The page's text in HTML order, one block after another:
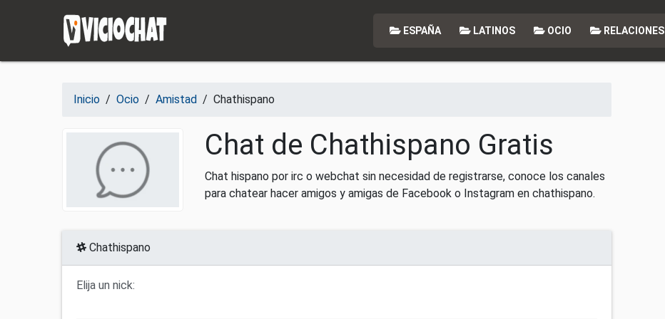
ESPAÑA LATINOS OCIO RELACIONES
Inicio / Ocio / Amistad / Chathispano
Chat de Chathispano Gratis
Chat hispano por irc o webchat sin necesidad de registrarse, conoce los canales
para chatear hacer amigos y amigas de Facebook o Instagram en chathispano.
Chathispano
Elija un nick: